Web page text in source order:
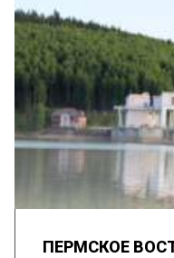
ПЕРМСКОЕ